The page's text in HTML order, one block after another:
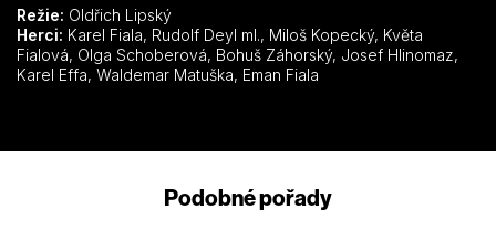
Režie: Oldřich Lipský
Herci:
Fialová, Olga Schoberová, Bohuš Záhorský, Josef Hlinomaz,
Karel Effa, Waldemar Matuška, Eman Fiala
Podobné pořady